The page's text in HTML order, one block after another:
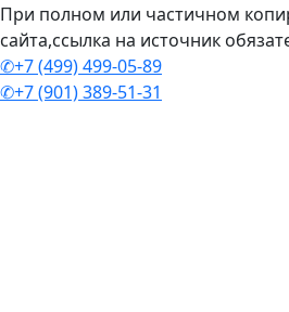
При полном или частичном
сайта,ссылка на источник
✆+7 (499) 499-05-89
✆+7 (901) 389-51-31